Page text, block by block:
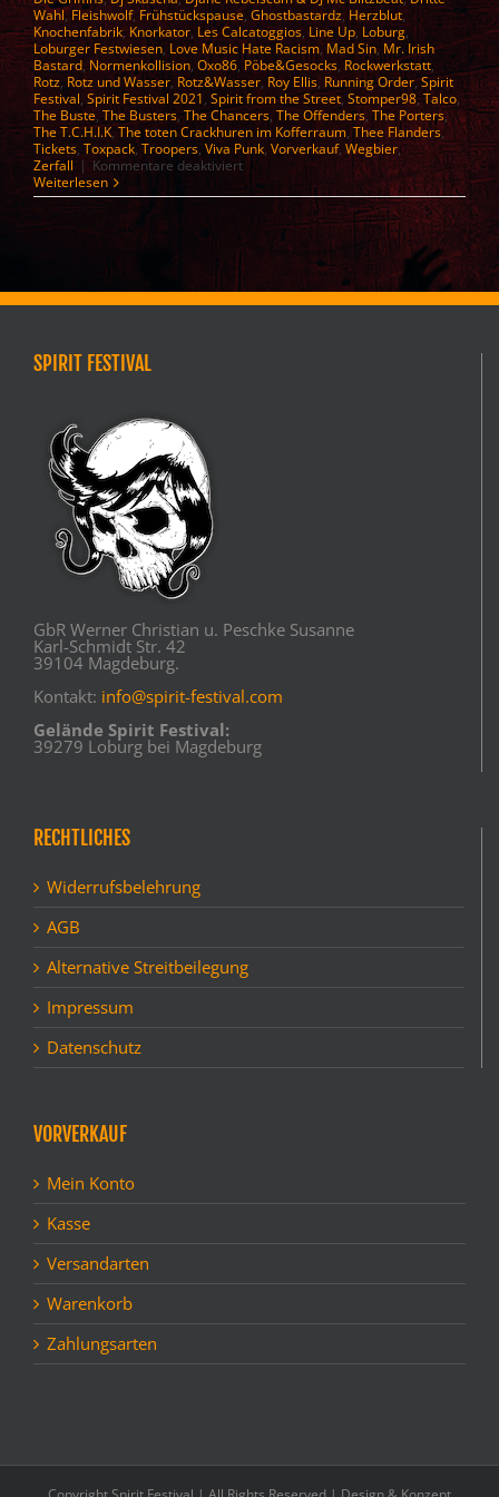
Wahl,Fleishwolf, Frühstückspause, Ghostbastardz, Herzblut,
Knochenfabrik,Knorkator, Les Calcatoggios, Line Up, Loburg,
Loburger Festwiesen, Love Music Hate Racism, Mad Sin, Mr. Irish
Bastard, Normenkollision, Oxo86, Pöbe&Gesocks, Rockwerkstatt,
Rotz,Rotz und Wasser, Rotz&Wasser, Roy Ellis, Running Order,Spirit
Festival, Spirit Festival 2021, Spirit from the Street,Stomper98,Talco,
The Buste, The Busters,The Chancers, The Offenders, The Porters,
The T.C.H.I.K,The toten Crackhuren im Kofferraum, Thee Flanders,
Tickets, Toxpack, Troopers, Viva Punk, Vorverkauf, Wegbier,
Zerfall | Kommentare deaktiviertfür
Spirit
Festival
Weiterlesen
SPIRIT FESTIVAL
GbR Werner Christian u. Peschke Susanne
Karl-Schmidt Str. 42
39104 Magdeburg.
Kontakt: info@spirit-festival.com
Gelände Spirit Festival:
39279 Loburg bei Magdeburg
RECHTLICHES
Widerrufsbelehrung
AGB
Alternative Streitbeilegung
Impressum
Datenschutz
VORVERKAUF
Mein Konto
Kasse
Versandarten
Warenkorb
Zahlungsarten